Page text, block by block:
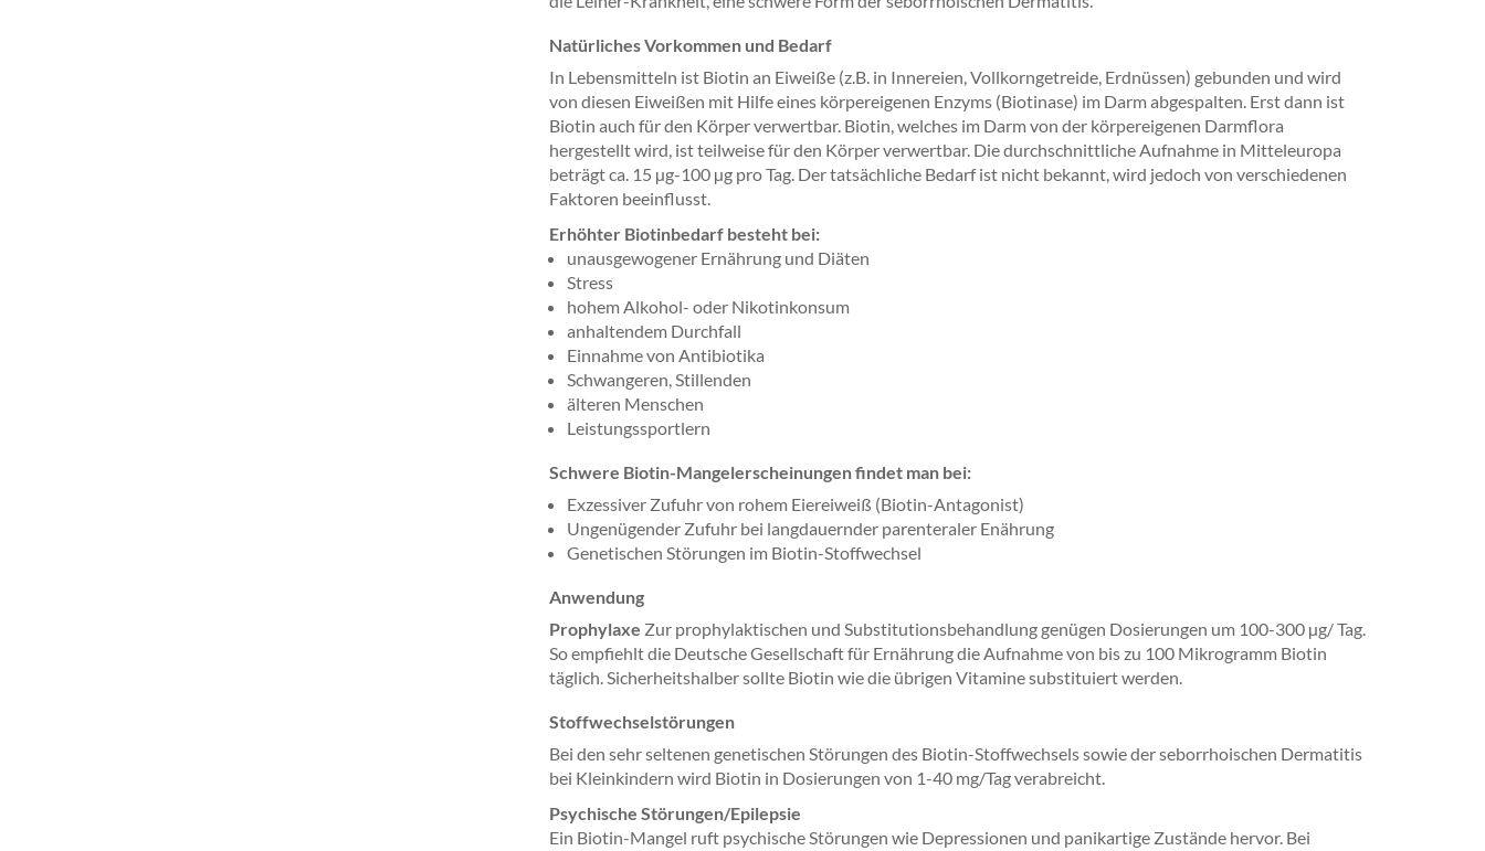
Natürliches Vorkommen und Bedarf
In Lebensmitteln ist Biotin an Eiweiße (z.B. in Innereien, Vollkorngetreide, Erdnüssen) gebunden und wird
von diesen Eiweißen mit Hilfe eines körpereigenen Enzyms (Biotinase) im Darm abgespalten. Erst dann ist
Biotin auch für den Körper verwertbar. Biotin, welches im Darm von der körpereigenen Darmflora
hergestellt wird, ist teilweise für den Körper verwertbar. Die durchschnittliche Aufnahme in Mitteleuropa
beträgt ca. 15 µg-100 µg pro Tag. Der tatsächliche Bedarf ist nicht bekannt, wird jedoch von verschiedenen
Faktoren beeinflusst.
Erhöhter Biotinbedarf besteht bei:
unausgewogener Ernährung und Diäten
Stress
hohem Alkohol- oder Nikotinkonsum
anhaltendem Durchfall
Einnahme von Antibiotika
Schwangeren, Stillenden
älteren Menschen
Leistungssportlern
Schwere Biotin-Mangelerscheinungen findet man bei:
Exzessiver Zufuhr von rohem Eiereiweiß (Biotin-Antagonist)
Ungenügender Zufuhr bei langdauernder parenteraler Enährung
Genetischen Störungen im Biotin-Stoffwechsel
Anwendung
Prophylaxe Zur prophylaktischen und Substitutionsbehandlung genügen Dosierungen um 100-300 µg/ Tag.
So empfiehlt die Deutsche Gesellschaft für Ernährung die Aufnahme von bis zu 100 Mikrogramm Biotin
täglich. Sicherheitshalber sollte Biotin wie die übrigen Vitamine substituiert werden.
Stoffwechselstörungen
Bei den sehr seltenen genetischen Störungen des Biotin-Stoffwechsels sowie der seborrhoischen Dermatitis
bei Kleinkindern wird Biotin in Dosierungen von 1-40 mg/Tag verabreicht.
Psychische Störungen/Epilepsie
Ein Biotin-Mangel ruft psychische Störungen wie Depressionen und panikartige Zustände hervor. Bei